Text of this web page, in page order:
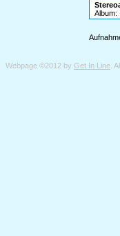
Album:
Webpage ©2012 by Get In Line .